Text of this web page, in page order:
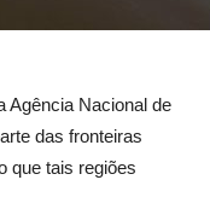
Agência Nacional de
das fronteiras
que tais regiões